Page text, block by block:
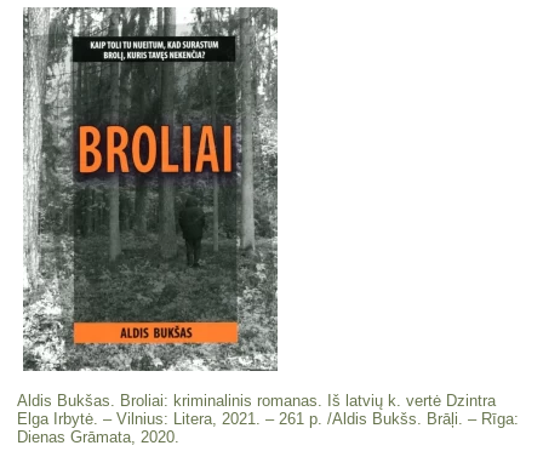
Aldis Bukšas. Broliai: kriminalinis romanas. Iš latvių k. vertė Dzintra
Elga Irbytė. – Vilnius: Litera, 2021. – 261 p. /Aldis Bukšs. Brāļi. – Rīga:
Dienas Grāmata, 2020.